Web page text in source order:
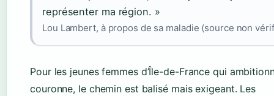
représenter ma région. »
Lou Lambert, à propos de sa maladie (source non
Pour les jeunes femmes d’Île-de-France qui
couronne, le chemin est balisé mais exigeant. Les